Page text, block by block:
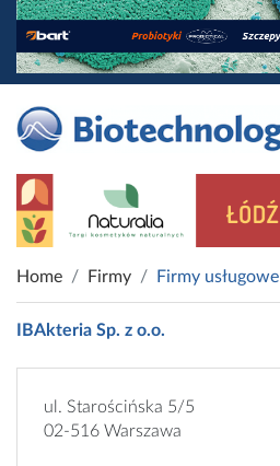
Home Firmy Firmy usługowe
IBAkteria Sp. z o.o.
ul. Starościńska 5/5
02-516 Warszawa